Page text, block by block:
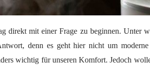
direkt mit einer Frage zu beginnen. Unter
denn es geht hier nicht um moderne
wichtig für unseren Komfort. Jedoch